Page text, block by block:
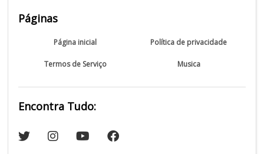
Páginas
Página inicial Política de privacidade
Termos de Serviço Musica
Encontra Tudo: